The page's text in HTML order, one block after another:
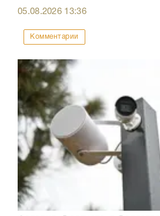
05.08.2026 13:36
Комментарии